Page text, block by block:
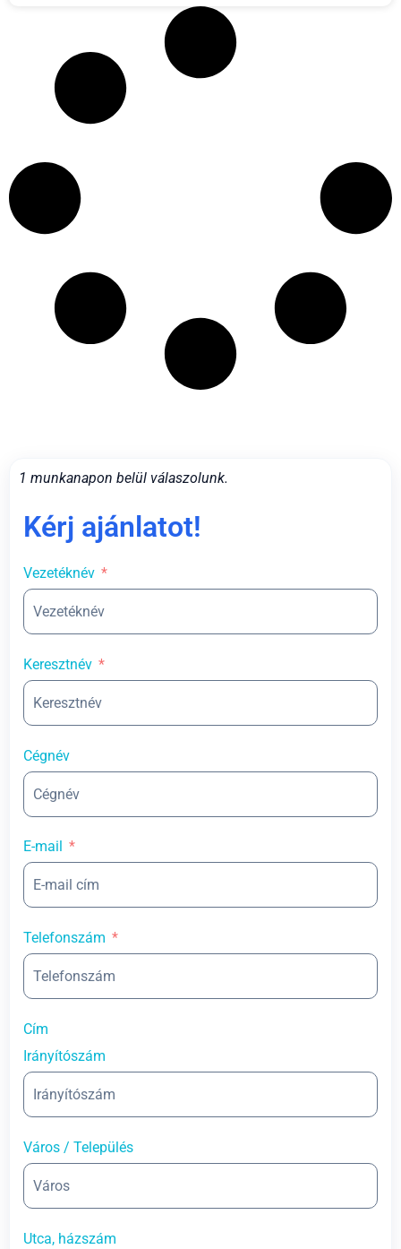
1 munkanapon belül válaszolunk.
Kérj ajánlatot!
Vezetéknév
Keresztnév
Cégnév
E-mail
Telefonszám
Cím
Irányítószám
Város / Település
Utca, házszám